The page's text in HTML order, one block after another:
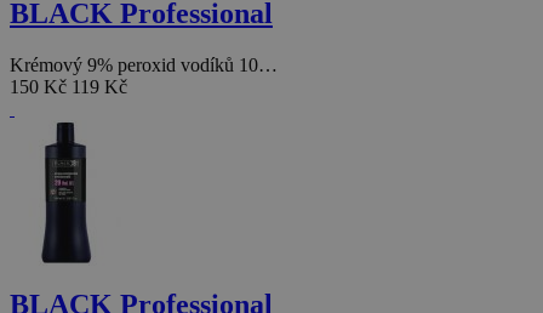
BLACK Professional
Krémový 9% peroxid vodíků 10…
150 Kč 119 Kč
BLACK Professional